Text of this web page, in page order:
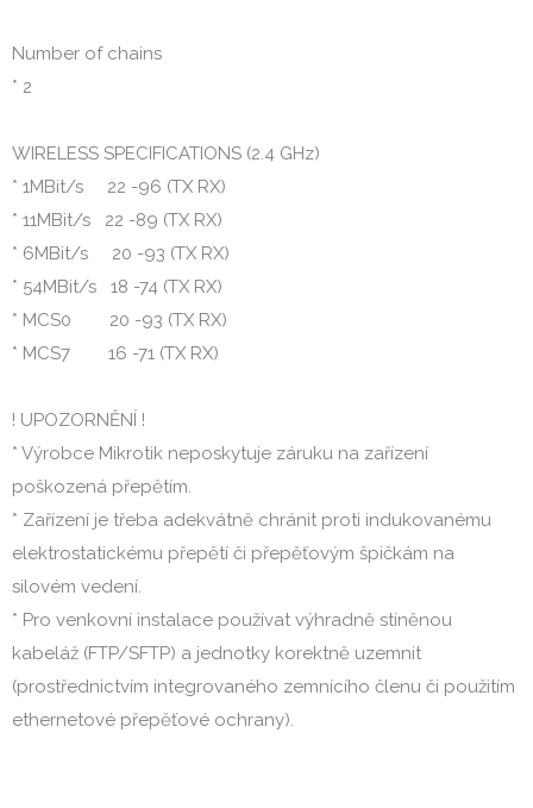
Number of chains
* 2
WIRELESS SPECIFICATIONS (2.4 GHz)
* 1MBit/s     22 -96 (TX RX)
* 11MBit/s   22 -89 (TX RX)
* 6MBit/s     20 -93 (TX RX)
* 54MBit/s   18 -74 (TX RX)
* MCS0        20 -93 (TX RX)
* MCS7        16 -71 (TX RX)
! UPOZORNĚNÍ !
* Výrobce Mikrotik neposkytuje záruku na zařízení
poškozená přepětím.
* Zařízení je třeba adekvátně chránit proti indukovanému
elektrostatickému přepětí či přepěťovým špičkám na
silovém vedení.
* Pro venkovní instalace používat výhradně stíněnou
kabeláž (FTP/SFTP) a jednotky korektně uzemnit
(prostřednictvím integrovaného zemnícího členu či použitím
ethernetové přepěťové ochrany).